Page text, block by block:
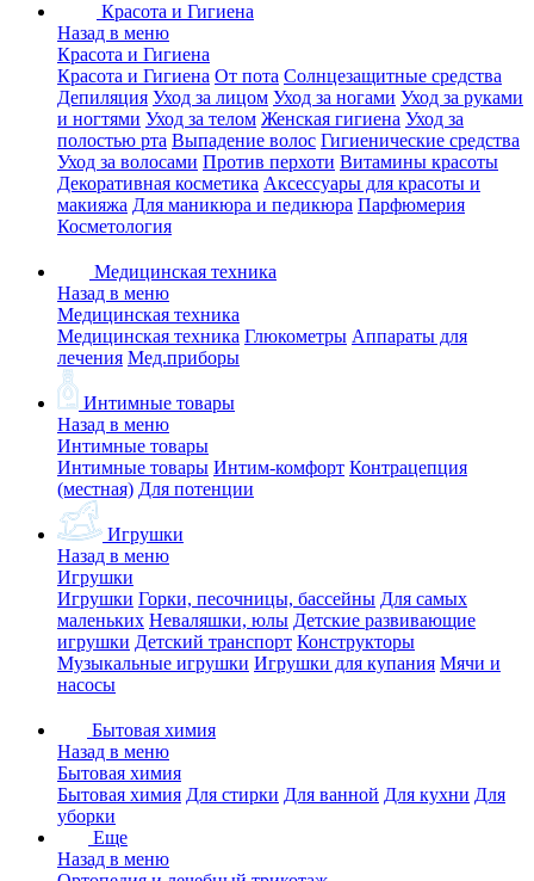
Красота и Гигиена
Назад в меню
Красота и Гигиена
Красота и Гигиена От пота Солнцезащитные средства
Депиляция Уход за лицом Уход за ногами Уход за руками
и ногтями Уход за телом Женская гигиена Уход за
полостью рта Выпадение волос Гигиенические средства
Уход за волосами Против перхоти Витамины красоты
Декоративная косметика Аксессуары для красоты и
макияжа Для маникюра и педикюра Парфюмерия
Косметология
Медицинская техника
Назад в меню
Медицинская техника
Медицинская техника Глюкометры Аппараты для
лечения Мед.приборы
Интимные товары
Назад в меню
Интимные товары
Интимные товары Интим-комфорт Контрацепция
(местная) Для потенции
Игрушки
Назад в меню
Игрушки
Игрушки Горки, песочницы, бассейны Для самых
маленьких Неваляшки, юлы Детские развивающие
игрушки Детский транспорт Конструкторы
Музыкальные игрушки Игрушки для купания Мячи и
насосы
Бытовая химия
Назад в меню
Бытовая химия
Бытовая химия Для стирки Для ванной Для кухни Для
уборки
Еще
Назад в меню